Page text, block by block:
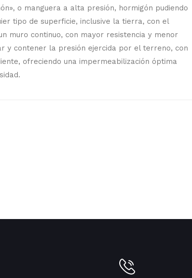
o manguera a alta presión, hormigón pudiendo
tipo de superficie, inclusive la tierra, con el
muro continuo, con mayor resistencia y menor
y contener la presión ejercida por el terreno, con
ofreciendo una impermeabilización óptima